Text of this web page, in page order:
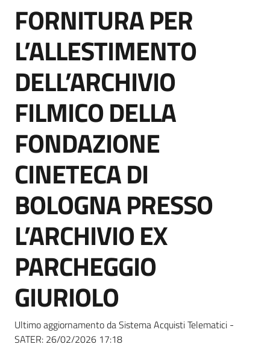
e
strumenti
acquisto
Supporto
Piattaforme
telematiche
English
site
Seguici
su
Salta al contenuto
FORNITURA PER
L’ALLESTIMENTO
DELL’ARCHIVIO
FILMICO DELLA
FONDAZIONE
CINETECA DI
BOLOGNA PRESSO
L’ARCHIVIO EX
PARCHEGGIO
GIURIOLO
Ultimo aggiornamento da Sistema Acquisti Telematici -
SATER: 26/02/2026 17:18